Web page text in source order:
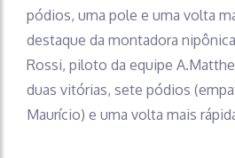
pódios, uma pole e uma volta
destaque da montadora
Rossi, piloto da equipe
duas vitórias, sete pódios
Maurício) e uma volta mais